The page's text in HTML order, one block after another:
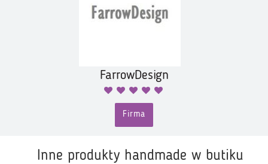
FarrowDesign
Firma
Inne produkty handmade w butiku